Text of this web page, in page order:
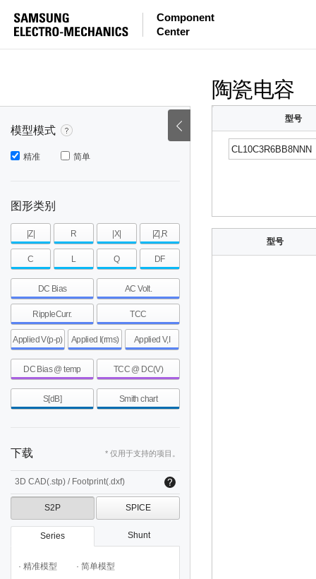
Component
Center
模型模式
精准 简单
图形类别
|Z| R |X| |Z|,R
C L Q DF
DC Bias AC Volt.
RippleCurr. TCC
Applied V(p-p) Applied I(rms) Applied V,I
DC Bias @ temp TCC @ DC(V)
S[dB] Smith chart
下载 * 仅用于支持的项目。
3D CAD(.stp) / Footprint(.dxf)
S2P SPICE
Series Shunt
· 精准模型 · 简单模型
陶瓷电容
型号
~
~
~
型号